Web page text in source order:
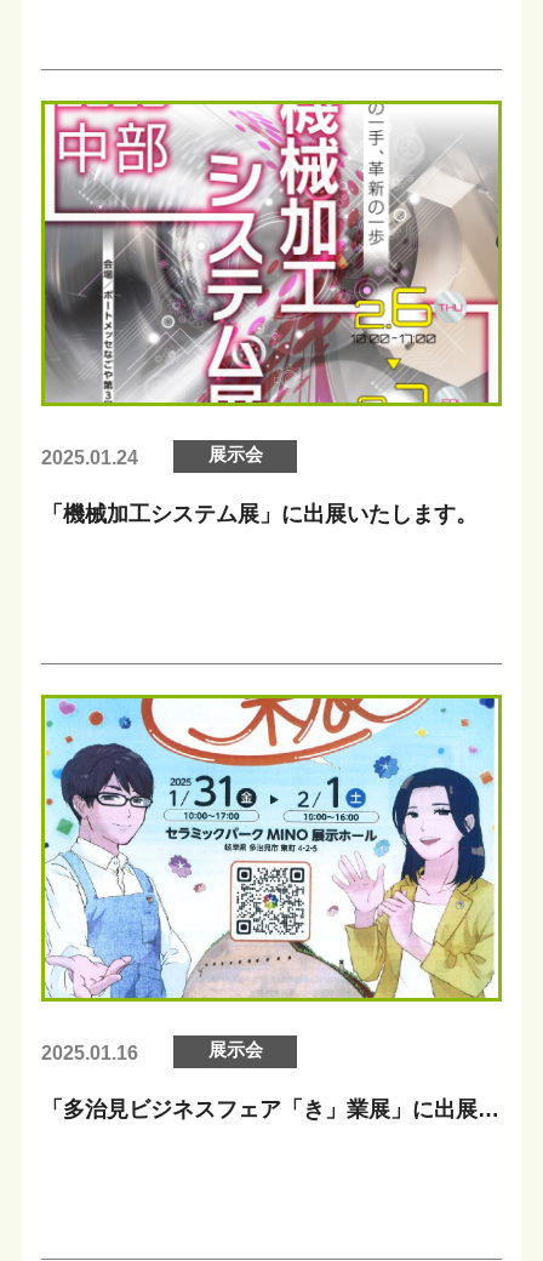
2025.01.24 展示会
「機械加工システム展」に出展いたします。
2025.01.16 展示会
「多治見ビジネスフェア「き」業展」に出展い